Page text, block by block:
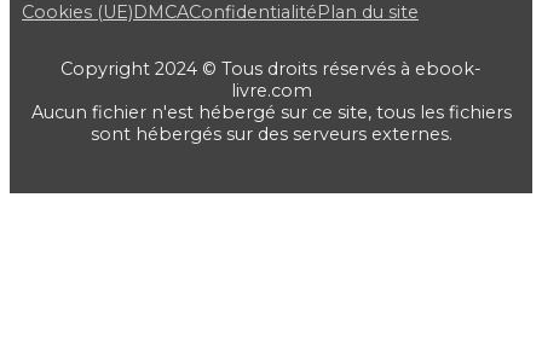
Cookies (UE)DMCAConfidentialitéPlan du site
Copyright 2024 © Tous droits réservés à ebook-
livre.com
Aucun fichier n'est hébergé sur ce site, tous les fichiers
sont hébergés sur des serveurs externes.